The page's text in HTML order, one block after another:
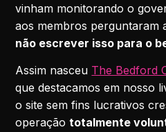
vinham monitorando o
aos membros perguntaram
não escrever isso para o
Assim nasceu The Bedford
que destacamos em nosso
o site sem fins lucrativos
operaçãototalmente